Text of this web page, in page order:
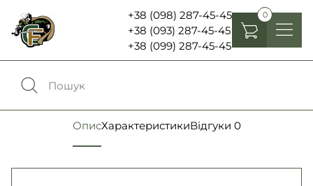
+38 (098) 287-45-45
+38 (093) 287-45-45
+38 (099) 287-45-45
0
Порівняння0
Обране0
ОписХарактеристикиВідгуки 0